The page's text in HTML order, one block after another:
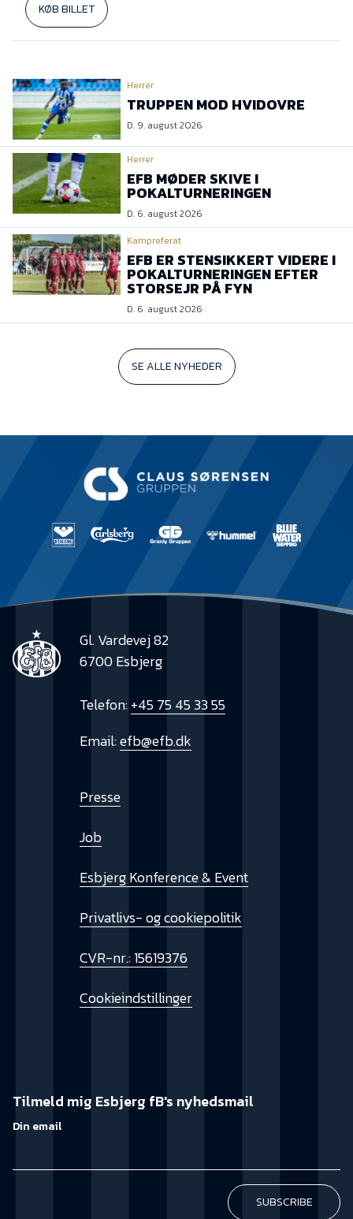
KØB BILLET
Herrer
TRUPPEN MOD HVIDOVRE
D. 9. august 2026
Herrer
EFB MØDER SKIVE I
POKALTURNERINGEN
D. 6. august 2026
Kampreferat
EFB ER STENSIKKERT VIDERE I
POKALTURNERINGEN EFTER
STORSEJR PÅ FYN
D. 6. august 2026
SE ALLE NYHEDER
Gl. Vardevej 82
6700 Esbjerg
Telefon:+45 75 45 33 55
Email:efb@efb.dk
Presse
Job
Esbjerg Konference & Event
Privatlivs- og cookiepolitik
CVR-nr.: 15619376
Cookieindstillinger
Tilmeld mig Esbjerg fB's nyhedsmail
Din email